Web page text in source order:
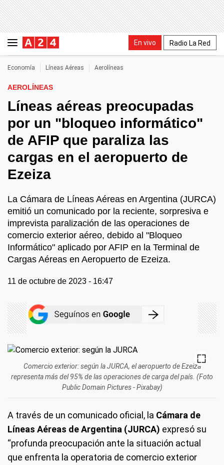
En vivo Radio La Red
Economía Líneas Aéreas Aerolíneas
AEROLÍNEAS
Líneas aéreas preocupadas
por un "bloqueo informático"
de AFIP que paraliza las
cargas en el aeropuerto de
Ezeiza
La Cámara de Líneas Aéreas en Argentina (JURCA)
emitió un comunicado por la reciente, sorpresiva e
imprevista paralización de las operaciones de
comercio exterior aéreo, debido al "Bloqueo
Informático" aplicado por AFIP en la Terminal de
Cargas Aéreas en Aeropuerto de Ezeiza.
11 de octubre de 2023 - 16:47
Comercio exterior: según la JURCA, el aeropuerto de Ezeiza
representa más del 95% de las operaciones de carga del país. (Foto
Public Domain Pictures - Pixabay)
A través de un comunicado oficial, la Cámara de
Líneas Aéreas de Argentina (JURCA) expresó su
“profunda preocupación ante la situación actual
que enfrenta la operatoria de comercio exterior